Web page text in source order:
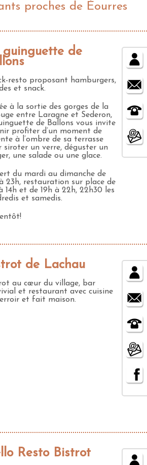
proches de Éourres
guinguette de
resto proposant hamburgers,
et snack.
à la sortie des gorges de la
entre Laragne et Sederon,
de Ballons vous invite
profiter d’un moment de
à l’ombre de sa terrasse
siroter un verre, déguster un
une salade ou une glace.
du mardi au dimanche de
23h, restauration sur place de
14h et de 19h à 22h, 22h30 les
et samedis.
de Lachau
au cœur du village, bar
et restaurant avec cuisine
et fait maison.
Resto Bistrot